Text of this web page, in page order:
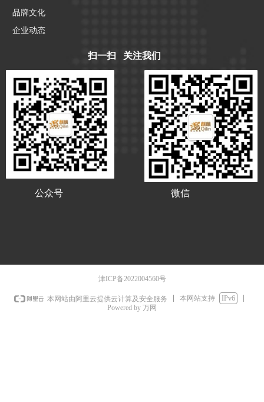
品牌文化
企业动态
扫一扫 关注我们
公众号 微信
津ICP备2022004560号
本网站由阿里云提供云计算及安全服务 本网站支持
IPv6
Powered by 万网